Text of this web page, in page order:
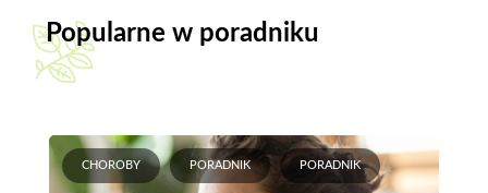
Popularne w poradniku
CHOROBY PORADNIK PORADNIK